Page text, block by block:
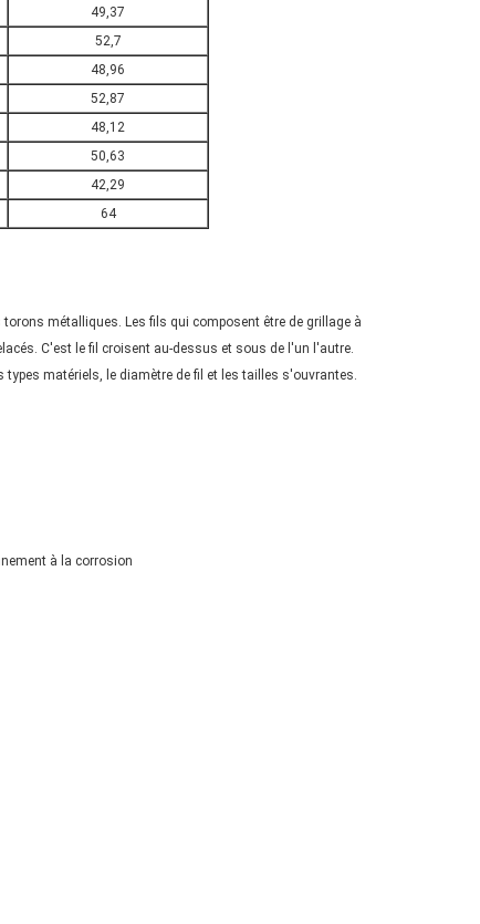
49,37
52,7
48,96
52,87
48,12
50,63
42,29
64
métalliques. Les fils qui composent être de grillage à
C'est le fil croisent au-dessus et sous de l'un l'autre.
matériels, le diamètre de fil et les tailles s'ouvrantes.
à la corrosion